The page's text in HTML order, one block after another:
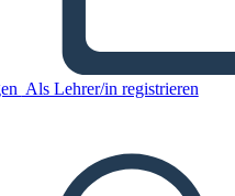
Als Lehrer/in registrieren
autoridad
STORYBOARD